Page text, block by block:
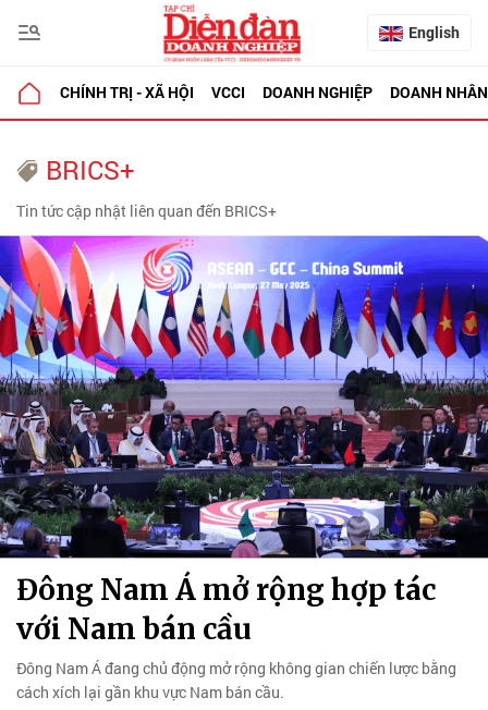
English
CHÍNH TRỊ - XÃ HỘI VCCI DOANH NGHIỆP DOANH NHÂN
BRICS+
Tin tức cập nhật liên quan đến BRICS+
Đông Nam Á mở rộng hợp tác
với Nam bán cầu
Đông Nam Á đang chủ động mở rộng không gian chiến lược bằng
cách xích lại gần khu vực Nam bán cầu.